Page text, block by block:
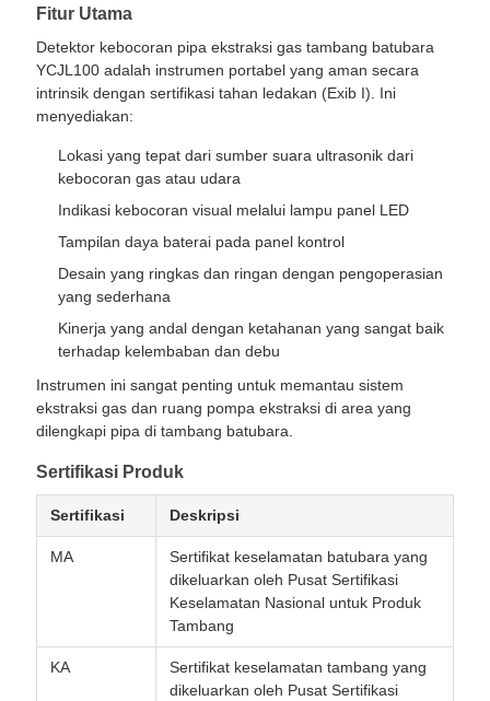
Fitur Utama
Detektor kebocoran pipa ekstraksi gas tambang batubara
YCJL100 adalah instrumen portabel yang aman secara
intrinsik dengan sertifikasi tahan ledakan (Exib I). Ini
menyediakan:
Lokasi yang tepat dari sumber suara ultrasonik dari
kebocoran gas atau udara
Indikasi kebocoran visual melalui lampu panel LED
Tampilan daya baterai pada panel kontrol
Desain yang ringkas dan ringan dengan pengoperasian
yang sederhana
Kinerja yang andal dengan ketahanan yang sangat baik
terhadap kelembaban dan debu
Instrumen ini sangat penting untuk memantau sistem
ekstraksi gas dan ruang pompa ekstraksi di area yang
dilengkapi pipa di tambang batubara.
Sertifikasi Produk
Sertifikasi Deskripsi
MA
Sertifikat keselamatan batubara yang
dikeluarkan oleh Pusat Sertifikasi
Keselamatan Nasional untuk Produk
Tambang
KA
Sertifikat keselamatan tambang yang
dikeluarkan oleh Pusat Sertifikasi